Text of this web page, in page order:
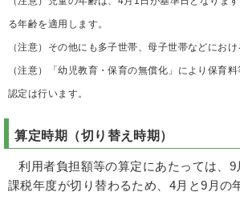
る年齢を適用します。
（注意）その他にも多子世帯、母子世帯などにおけ
（注意）「幼児教育・保育の無償化」により保育
認定は行います。
算定時期（切り替え時期）
利用者負担額等の算定にあたっては、9
課税年度が切り替わるため、4月と9月の